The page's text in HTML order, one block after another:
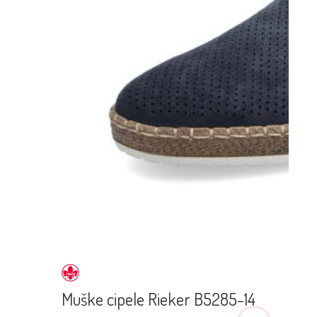
Muške cipele Rieker B5285-14